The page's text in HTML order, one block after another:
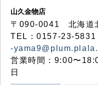
山久金物店
〒090-0041 北海道
TEL：0157-23-
-
営業時間：9:00〜
日